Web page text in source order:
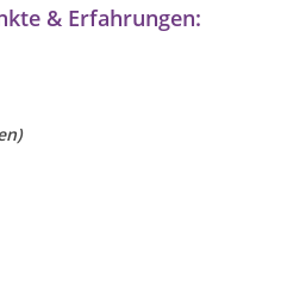
& Erfahrungen: